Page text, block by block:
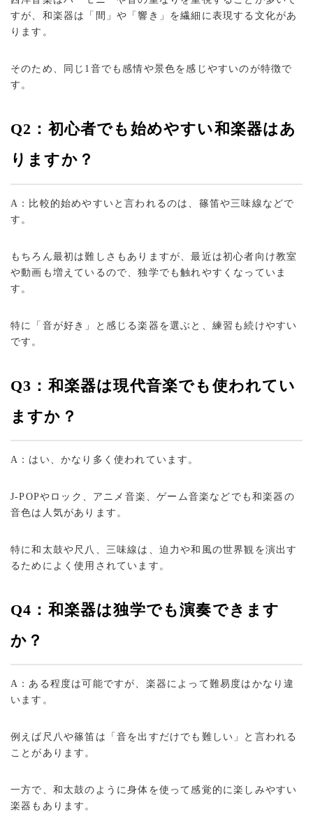
すが、和楽器は「間」や「響き」を繊細に表現する文化があ
ります。
そのため、同じ1音でも感情や景色を感じやすいのが特徴で
す。
Q2：初心者でも始めやすい和楽器はあ
りますか？
A：比較的始めやすいと言われるのは、篠笛や三味線などで
す。
もちろん最初は難しさもありますが、最近は初心者向け教室
や動画も増えているので、独学でも触れやすくなっていま
す。
特に「音が好き」と感じる楽器を選ぶと、練習も続けやすい
です。
Q3：和楽器は現代音楽でも使われてい
ますか？
A：はい、かなり多く使われています。
J-POPやロック、アニメ音楽、ゲーム音楽などでも和楽器の
音色は人気があります。
特に和太鼓や尺八、三味線は、迫力や和風の世界観を演出す
るためによく使用されています。
Q4：和楽器は独学でも演奏できます
か？
A：ある程度は可能ですが、楽器によって難易度はかなり違
います。
例えば尺八や篠笛は「音を出すだけでも難しい」と言われる
ことがあります。
一方で、和太鼓のように身体を使って感覚的に楽しみやすい
楽器もあります。